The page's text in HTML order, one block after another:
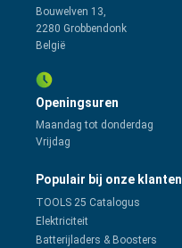
Bouwelven 13,
2280 Grobbendonk
België
Openingsuren
Maandag tot donderdag
Vrijdag
Populair bij onze klanten
TOOLS 25 Catalogus
Elektriciteit
Batterijladers & Boosters